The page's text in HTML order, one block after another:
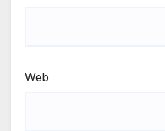
Web